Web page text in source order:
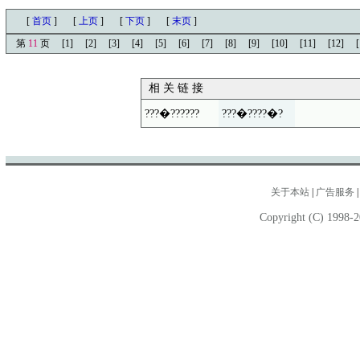
[ 首页 ] [ 上页 ] [ 下页 ] [ 末页 ]
第 11 页 [1] [2] [3] [4] [5] [6] [7] [8] [9] [10] [11] [12]
相 关 链 接
???�?????? ???�????�?
关于本站 广告服务
Copyright (C) 1998-